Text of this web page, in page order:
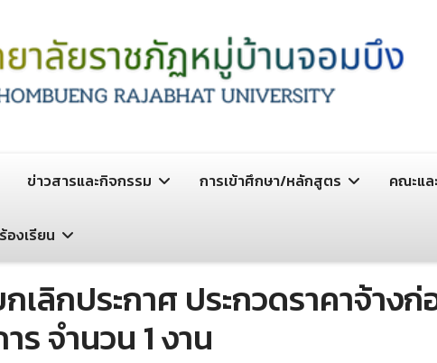
ข่าวสารและกิจกรรม การเข้าศึกษา/หลักสูตร คณะแล
งเรียน
เลิกประกาศ ประกวดราคาจ้า
ร จํานวน 1 งาน